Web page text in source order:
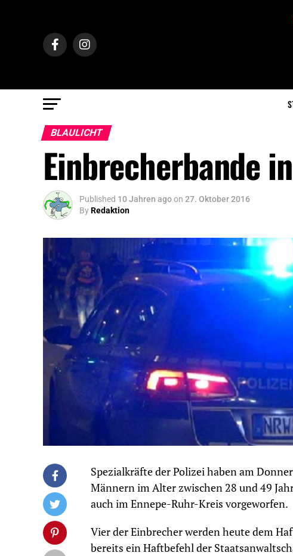
BLAULICHT
Einbrecherbande
Published 10 Jahren agoon 27. Oktober 2016
ByRedaktion
Spezialkräfte der Polizei haben am
Männern im Alter zwischen 28 und 49
auch im Ennepe-Ruhr-Kreis vorgeworfen.
Vier der Einbrecher werden heute dem
bereits ein Haftbefehl der